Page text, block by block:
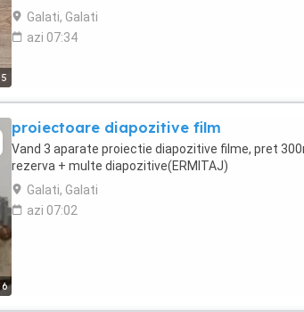
5
chiar la tine acasa. Aparatul ...
Galati, Galati
azi 07:34
6
proiectoare diapozitive film
Vand 3 aparate proiectie diapozitive filme, pret
rezerva + multe diapozitive(ERMITAJ)
Galati, Galati
azi 07:02